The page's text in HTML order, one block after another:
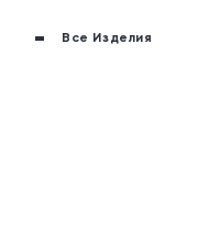
Все Изделия